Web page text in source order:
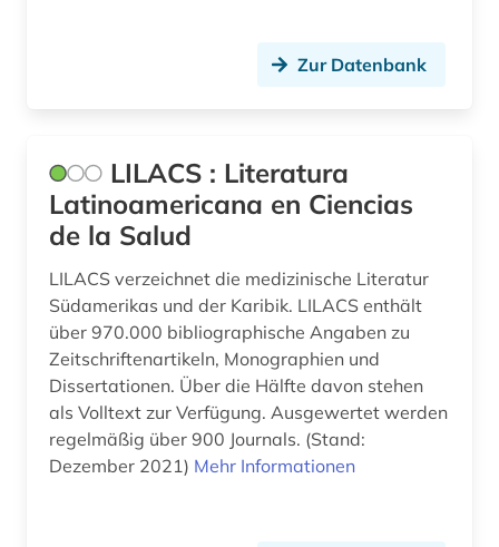
umweltwissenschaften (7)
universität mainz (1)
usa (1)
verfolgung (1)
verkehrsrecht (1)
vertragsrecht (1)
Zur Datenbank
LILACS : Literatura
Latinoamericana en Ciencias
de la Salud
LILACS verzeichnet die medizinische Literatur
Südamerikas und der Karibik. LILACS enthält
über 970.000 bibliographische Angaben zu
Zeitschriftenartikeln, Monographien und
Dissertationen. Über die Hälfte davon stehen
als Volltext zur Verfügung. Ausgewertet werden
regelmäßig über 900 Journals. (Stand:
Dezember 2021) Mehr Informationen